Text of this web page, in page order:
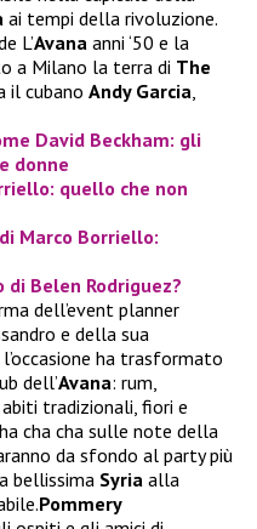
ai tempi della rivoluzione.
L’Avana anni ‘50 e la
a Milano la terra di The
il cubano Andy Garcia,
David Beckham: gli
donne
quello che non
Marco Borriello:
Belen Rodriguez?
dell’event planner
e della sua
l’occasione ha trasformato
dell’Avana: rum,
tradizionali, fiori e
cha cha sulle note della
da sfondo al party più
bellissima Syria alla
Pommery